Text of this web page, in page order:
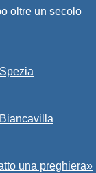
oltre un secolo
una preghiera»